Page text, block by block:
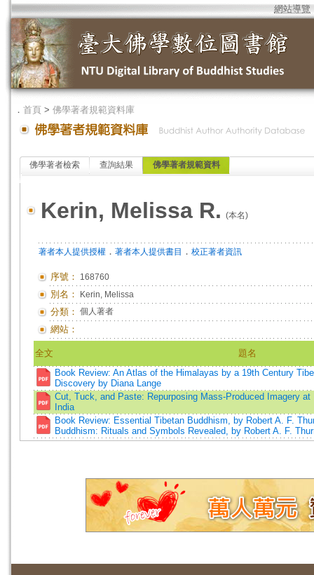
網站導覽
． 首頁 > 佛學著者規範資料庫
佛學著者檢索 查詢結果 佛學著者規範資料
Kerin, Melissa R. (本名)
著者本人提供授權 ． 著者本人提供書目 ． 校正著者資訊
序號： 168760
別名： Kerin, Melissa
分類： 個人著者
網站：
全文
題名
Book Review: An Atlas of the Himalayas by a 19th Century
Discovery by Diana Lange
Cut, Tuck, and Paste: Repurposing Mass-Produced Imagery
India
Book Review: Essential Tibetan Buddhism, by Robert A. F.
Buddhism: Rituals and Symbols Revealed, by Robert A. F.